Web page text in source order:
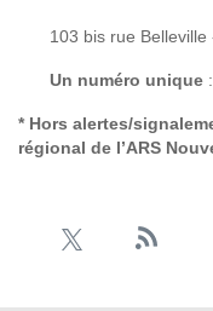
103 bis rue
Un numéro unique
* Hors alertes/
régional de l’ARS